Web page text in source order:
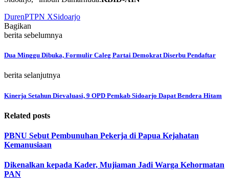
DurenPTPN XSidoarjo
Bagikan
berita sebelumnya
Dua Minggu Dibuka, Formulir Caleg Partai Demokrat Diserbu Pendaftar
berita selanjutnya
Kinerja Setahun Dievaluasi, 9 OPD Pemkab Sidoarjo Dapat Bendera Hitam
Related posts
PBNU Sebut Pembunuhan Pekerja di Papua Kejahatan
Kemanusiaan
Dikenalkan kepada Kader, Mujiaman Jadi Warga Kehormatan
PAN